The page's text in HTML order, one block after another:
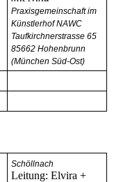
Praxisgemeinschaft im
Künstlerhof NAWC
Taufkirchnerstrasse 65
85662 Hohenbrunn
(München Süd-Ost)
Schöllnach
Leitung: Elvira +